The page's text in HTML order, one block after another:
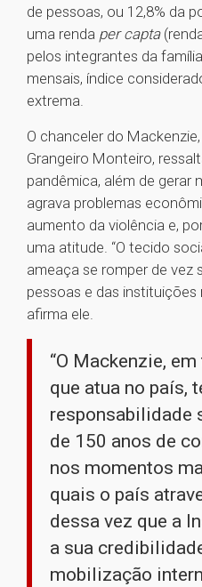
de pessoas, ou 12,8% da
uma renda per capta
pelos integrantes da
mensais, índice
extrema.
O chanceler do
Grangeiro Monteiro,
pandêmica, além de gerar
agrava problemas
aumento da violência e,
uma atitude. “O tecido
ameaça se romper de vez
pessoas e das instituições
afirma ele.
“O Mackenzie,
que atua no país,
responsabilidade
de 150 anos de
nos momentos
quais o país
dessa vez que a
a sua
mobilização